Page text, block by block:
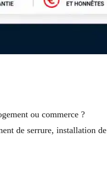
ou commerce ?
de serrure, installation de